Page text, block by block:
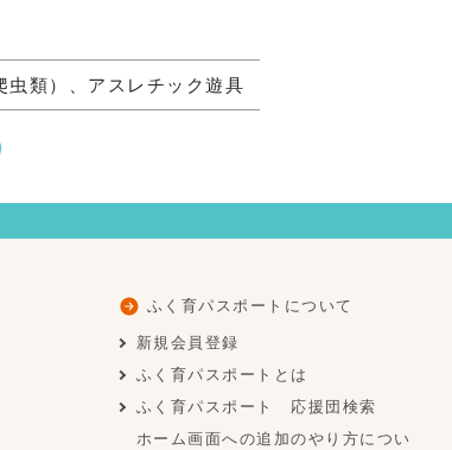
虫類）、アスレチック遊具
ふく育パスポートについて
新規会員登録
ふく育パスポートとは
ふく育パスポート 応援団検索
ホーム画面への追加のやり方につい